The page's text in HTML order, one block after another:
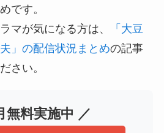
です。
マが気になる方は、
「大豆
」の配信状況まとめの記事
さい。
無料実施中 ／